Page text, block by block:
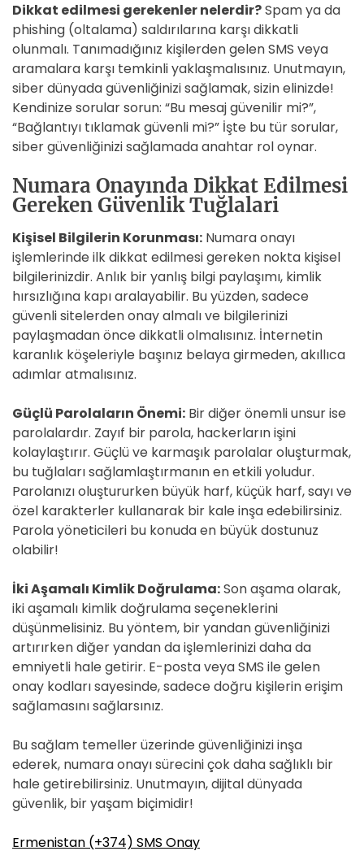
Dikkat edilmesi gerekenler nelerdir?Spam ya da
phishing (oltalama) saldırılarına karşı dikkatli
olunmalı. Tanımadığınız kişilerden gelen SMS veya
aramalara karşı temkinli yaklaşmalısınız. Unutmayın,
siber dünyada güvenliğinizi sağlamak, sizin elinizde!
Kendinize sorular sorun: “Bu mesaj güvenilir mi?”,
“Bağlantıyı tıklamak güvenli mi?” İşte bu tür sorular,
siber güvenliğinizi sağlamada anahtar rol oynar.
Numara Onayında Dikkat Edilmesi
Gereken Güvenlik Tuğlalari
Kişisel Bilgilerin Korunması: Numara onayı
işlemlerinde ilk dikkat edilmesi gereken nokta kişisel
bilgilerinizdir. Anlık bir yanlış bilgi paylaşımı, kimlik
hırsızlığına kapı aralayabilir. Bu yüzden, sadece
güvenli sitelerden onay almalı ve bilgilerinizi
paylaşmadan önce dikkatli olmalısınız. İnternetin
karanlık köşeleriyle başınız belaya girmeden, akıllıca
adımlar atmalısınız.
Güçlü Parolaların Önemi: Bir diğer önemli unsur ise
parolalardır. Zayıf bir parola, hackerların işini
kolaylaştırır. Güçlü ve karmaşık parolalar oluşturmak,
bu tuğlaları sağlamlaştırmanın en etkili yoludur.
Parolanızı oluştururken büyük harf, küçük harf, sayı ve
özel karakterler kullanarak bir kale inşa edebilirsiniz.
Parola yöneticileri bu konuda en büyük dostunuz
olabilir!
İki Aşamalı Kimlik Doğrulama:Son aşama olarak,
iki aşamalı kimlik doğrulama seçeneklerini
düşünmelisiniz. Bu yöntem, bir yandan güvenliğinizi
artırırken diğer yandan da işlemlerinizi daha da
emniyetli hale getirir. E-posta veya SMS ile gelen
onay kodları sayesinde, sadece doğru kişilerin erişim
sağlamasını sağlarsınız.
Bu sağlam temeller üzerinde güvenliğinizi inşa
ederek, numara onayı sürecini çok daha sağlıklı bir
hale getirebilirsiniz. Unutmayın, dijital dünyada
güvenlik, bir yaşam biçimidir!
Ermenistan (+374) SMS Onay